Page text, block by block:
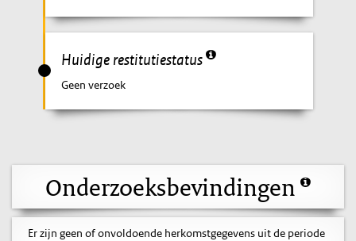
Huidige restitutiestatus
Geen verzoek
Onderzoeksbevindingen
Er zijn geen of onvoldoende herkomstgegevens uit de periode